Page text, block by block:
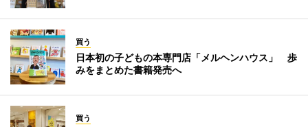
買う
日本初の子どもの本専門店「メルヘンハウス」 歩
みをまとめた書籍発売へ
買う